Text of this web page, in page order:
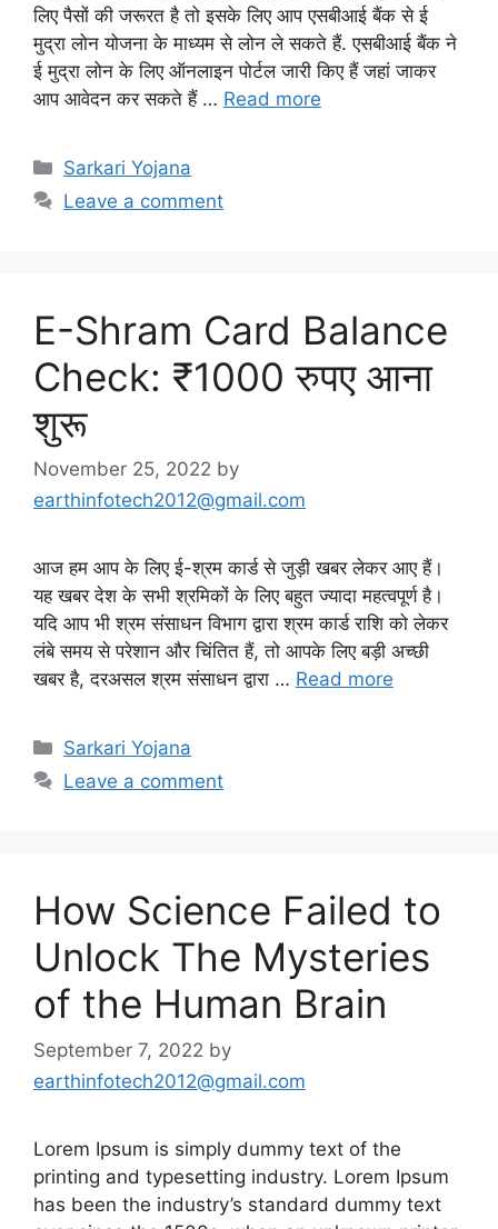
लिए पैसों की जरूरत है तो इसके लिए आप एसबीआई बैंक से ई
मुद्रा लोन योजना के माध्यम से लोन ले सकते हैं. एसबीआई बैंक ने
ई मुद्रा लोन के लिए ऑनलाइन पोर्टल जारी किए हैं जहां जाकर
आप आवेदन कर सकते हैं … Read more
Categories
Sarkari Yojana
Leave a comment
E-Shram Card Balance
Check: ₹1000 रुपए आना
शुरू
November 25, 2022 by
earthinfotech2012@gmail.com
आज हम आप के लिए ई-श्रम कार्ड से जुड़ी खबर लेकर आए हैं।
यह खबर देश के सभी श्रमिकों के लिए बहुत ज्यादा महत्वपूर्ण है।
यदि आप भी श्रम संसाधन विभाग द्वारा श्रम कार्ड राशि को लेकर
लंबे समय से परेशान और चिंतित हैं, तो आपके लिए बड़ी अच्छी
खबर है, दरअसल श्रम संसाधन द्वारा … Read more
Categories
Sarkari Yojana
Leave a comment
How Science Failed to
Unlock The Mysteries
of the Human Brain
September 7, 2022 by
earthinfotech2012@gmail.com
Lorem Ipsum is simply dummy text of the
printing and typesetting industry. Lorem Ipsum
has been the industry’s standard dummy text